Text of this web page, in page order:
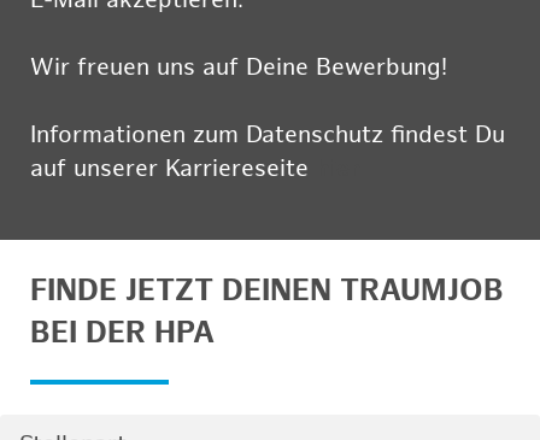
Wir freuen uns auf Deine Bewerbung!
Informationen zum Datenschutz findest Du
auf unserer Karriereseite
FINDE JETZT DEINEN TRAUMJOB
BEI DER HPA